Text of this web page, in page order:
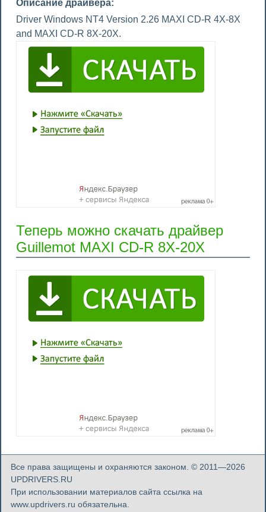
Описание драйвера:
Driver Windows NT4 Version 2.26 MAXI CD-R 4X-8X
and MAXI CD-R 8X-20X.
Теперь можно скачать драйвер
Guillemot MAXI CD-R 8X-20X
Все права защищены и охраняются законом. © 2011—2026
UPDRIVERS.RU
При использовании материалов сайта ссылка на
www.updrivers.ru обязательна.